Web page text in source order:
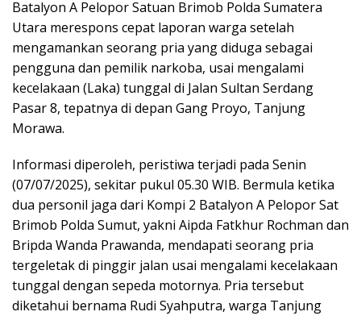
Batalyon A Pelopor Satuan Brimob Polda Sumatera
Utara merespons cepat laporan warga setelah
mengamankan seorang pria yang diduga sebagai
pengguna dan pemilik narkoba, usai mengalami
kecelakaan (Laka) tunggal di Jalan Sultan Serdang
Pasar 8, tepatnya di depan Gang Proyo, Tanjung
Morawa.
Informasi diperoleh, peristiwa terjadi pada Senin
(07/07/2025), sekitar pukul 05.30 WIB. Bermula ketika
dua personil jaga dari Kompi 2 Batalyon A Pelopor Sat
Brimob Polda Sumut, yakni Aipda Fatkhur Rochman dan
Bripda Wanda Prawanda, mendapati seorang pria
tergeletak di pinggir jalan usai mengalami kecelakaan
tunggal dengan sepeda motornya. Pria tersebut
diketahui bernama Rudi Syahputra, warga Tanjung